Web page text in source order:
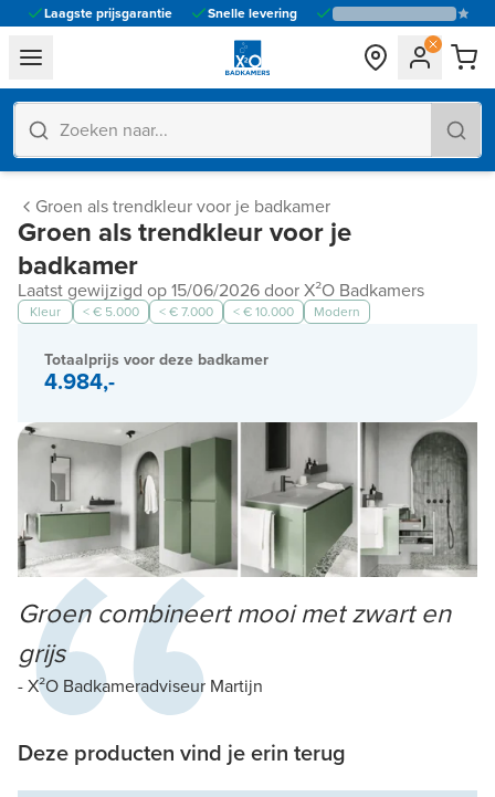
Laagste prijsgarantie Snelle levering
general.navigation.toggle_menu.label
Groen als trendkleur voor je badkamer
Groen als trendkleur voor je
badkamer
Laatst gewijzigd op 15/06/2026 door X²O Badkamers
Kleur < € 5.000 < € 7.000 < € 10.000 Modern
Totaalprijs voor deze badkamer
4.984,-
Groen combineert mooi met zwart en
grijs
- X²O Badkameradviseur Martijn
Deze producten vind je erin terug